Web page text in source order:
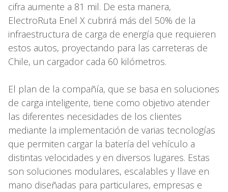
cifra aumente a 81 mil. De esta manera,
ElectroRuta Enel X cubrirá más del 50% de la
infraestructura de carga de energía que requieren
estos autos, proyectando para las carreteras de
Chile, un cargador cada 60 kilómetros.
El plan de la compañía, que se basa en soluciones
de carga inteligente, tiene como objetivo atender
las diferentes necesidades de los clientes
mediante la implementación de varias tecnologías
que permiten cargar la batería del vehículo a
distintas velocidades y en diversos lugares. Estas
son soluciones modulares, escalables y llave en
mano diseñadas para particulares, empresas e